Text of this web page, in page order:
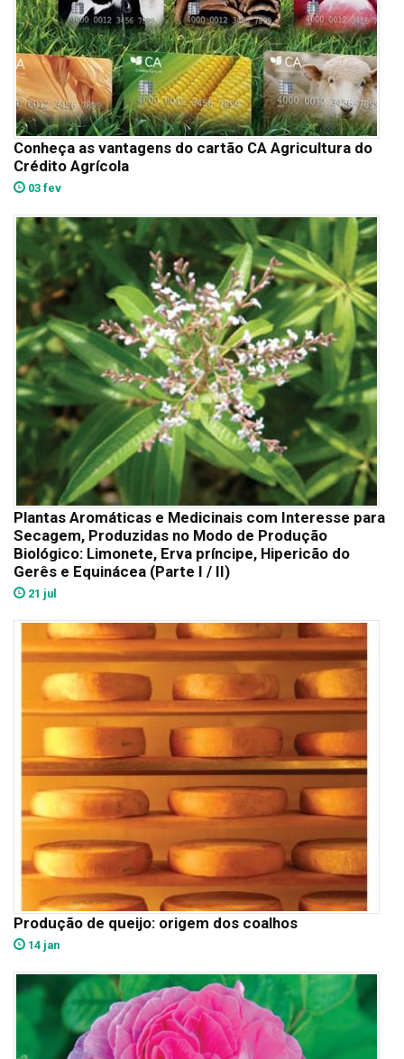
Conheça as vantagens do cartão CA Agricultura do
Crédito Agrícola
03 fev
Plantas Aromáticas e Medicinais com Interesse para
Secagem, Produzidas no Modo de Produção
Biológico: Limonete, Erva príncipe, Hipericão do
Gerês e Equinácea (Parte I / II)
21 jul
Produção de queijo: origem dos coalhos
14 jan